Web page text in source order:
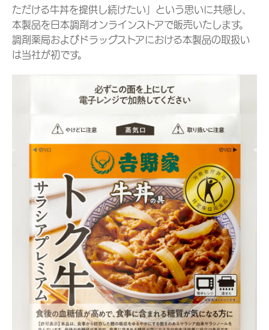
ただける牛丼を提供し続けたい」という思いに共感し、
本製品を日本調剤オンラインストアで販売いたします。
調剤薬局およびドラッグストアにおける本製品の取扱い
は当社が初です。